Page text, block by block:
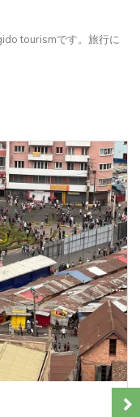
tourismです。旅行に